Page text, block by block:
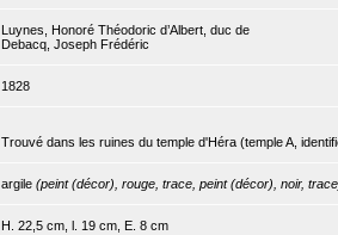
Luynes, Honoré Théodoric d’Albert, duc de
Debacq, Joseph Frédéric
1828
Trouvé dans les ruines du temple d'Héra (temple A,
argile (peint (décor), rouge, trace, peint (décor), noir,
H. 22,5 cm, l. 19 cm, E. 8 cm